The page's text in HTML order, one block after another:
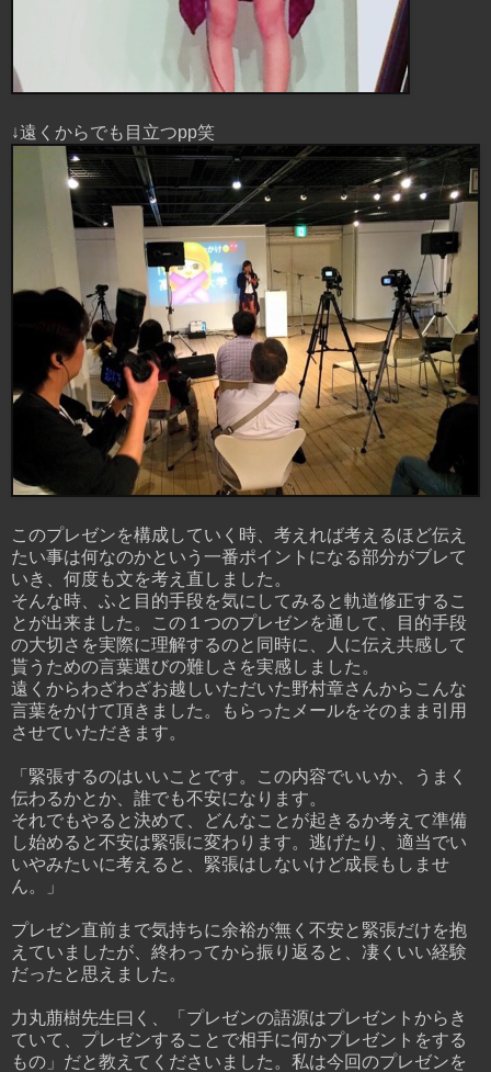
↓遠くからでも目立つpp笑
このプレゼンを構成していく時、考えれば考えるほど伝え
たい事は何なのかという一番ポイントになる部分がブレて
いき、何度も文を考え直しました。
そんな時、ふと目的手段を気にしてみると軌道修正するこ
とが出来ました。この１つのプレゼンを通して、目的手段
の大切さを実際に理解するのと同時に、人に伝え共感して
貰うための言葉選びの難しさを実感しました。
遠くからわざわざお越しいただいた野村章さんからこんな
言葉をかけて頂きました。もらったメールをそのまま引用
させていただきます。
「緊張するのはいいことです。この内容でいいか、うまく
伝わるかとか、誰でも不安になります。
それでもやると決めて、どんなことが起きるか考えて準備
し始めると不安は緊張に変わります。逃げたり、適当でい
いやみたいに考えると、緊張はしないけど成長もしませ
ん。」
プレゼン直前まで気持ちに余裕が無く不安と緊張だけを抱
えていましたが、終わってから振り返ると、凄くいい経験
だったと思えました。
力丸萠樹先生曰く、「プレゼンの語源はプレゼントからき
ていて、プレゼンすることで相手に何かプレゼントをする
もの」だと教えてくださいました。私は今回のプレゼンを